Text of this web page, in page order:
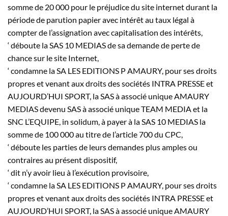
somme de 20 000 pour le préjudice du site internet durant la
période de parution papier avec intérêt au taux légal à
compter de l’assignation avec capitalisation des intérêts,
‘ déboute la SAS 10 MEDIAS de sa demande de perte de
chance sur le site Internet,
‘ condamne la SA LES EDITIONS P AMAURY, pour ses droits
propres et venant aux droits des sociétés INTRA PRESSE et
AUJOURD’HUI SPORT, la SAS à associé unique AMAURY
MEDIAS devenu SAS à associé unique TEAM MEDIA et la
SNC L’EQUIPE, in solidum, à payer à la SAS 10 MEDIAS la
somme de 100 000 au titre de l’article 700 du CPC,
‘ déboute les parties de leurs demandes plus amples ou
contraires au présent dispositif,
‘ dit n’y avoir lieu à l’exécution provisoire,
‘ condamne la SA LES EDITIONS P AMAURY, pour ses droits
propres et venant aux droits des sociétés INTRA PRESSE et
AUJOURD’HUI SPORT, la SAS à associé unique AMAURY